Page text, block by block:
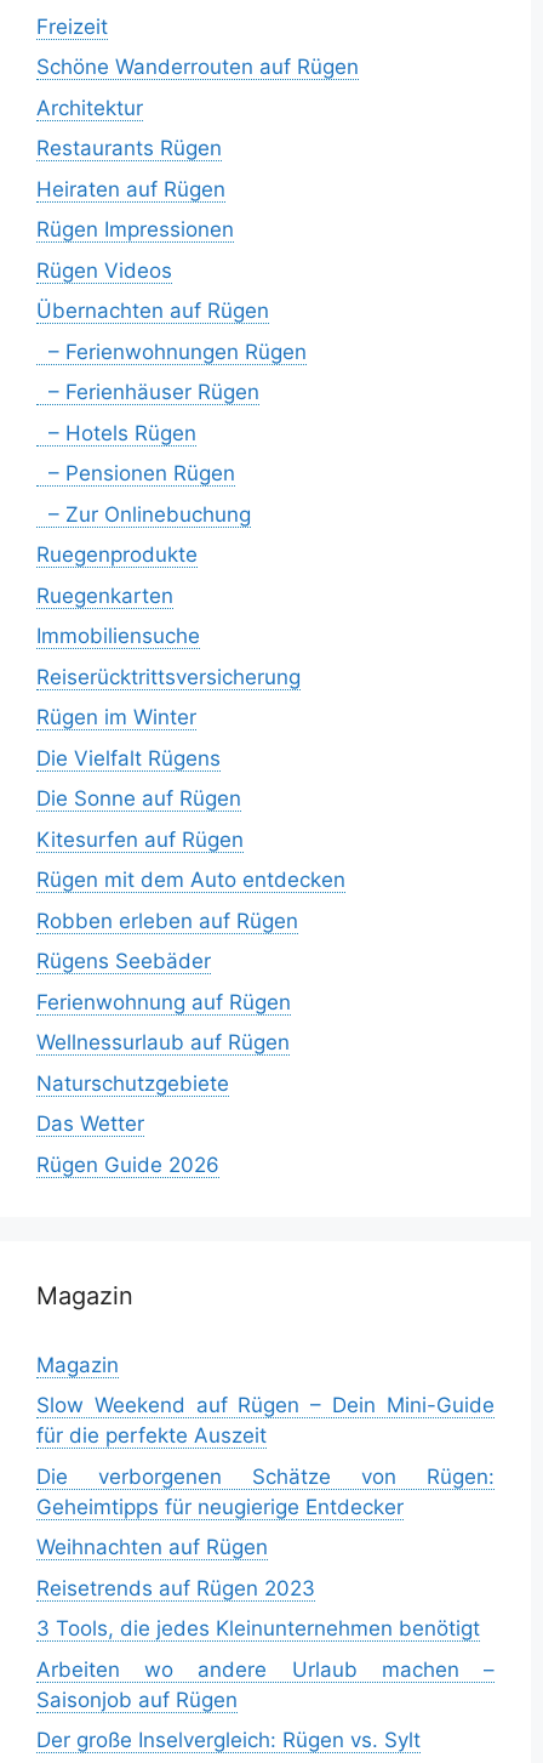
Freizeit
Schöne Wanderrouten auf Rügen
Architektur
Restaurants Rügen
Heiraten auf Rügen
Rügen Impressionen
Rügen Videos
Übernachten auf Rügen
– Ferienwohnungen Rügen
– Ferienhäuser Rügen
– Hotels Rügen
– Pensionen Rügen
– Zur Onlinebuchung
Ruegenprodukte
Ruegenkarten
Immobiliensuche
Reiserücktrittsversicherung
Rügen im Winter
Die Vielfalt Rügens
Die Sonne auf Rügen
Kitesurfen auf Rügen
Rügen mit dem Auto entdecken
Robben erleben auf Rügen
Rügens Seebäder
Ferienwohnung auf Rügen
Wellnessurlaub auf Rügen
Naturschutzgebiete
Das Wetter
Rügen Guide 2026
Magazin
Magazin
Slow Weekend auf Rügen – Dein Mini-Guide
für die perfekte Auszeit
Die verborgenen Schätze von Rügen:
Geheimtipps für neugierige Entdecker
Weihnachten auf Rügen
Reisetrends auf Rügen 2023
3 Tools, die jedes Kleinunternehmen benötigt
Arbeiten wo andere Urlaub machen –
Saisonjob auf Rügen
Der große Inselvergleich: Rügen vs. Sylt